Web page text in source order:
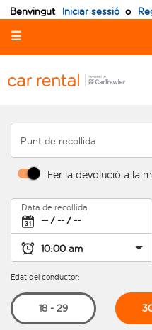
Benvingut Iniciar sessió o
☰
Punt de recollida
Fer la devolució a la
Data de recollida
Edat del conductor:
18 - 29